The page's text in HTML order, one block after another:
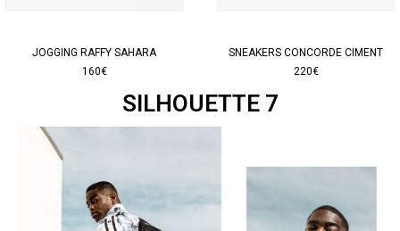
JOGGING RAFFY SAHARA
160€
SNEAKERS CONCORDE CIMENT
220€
SILHOUETTE 7